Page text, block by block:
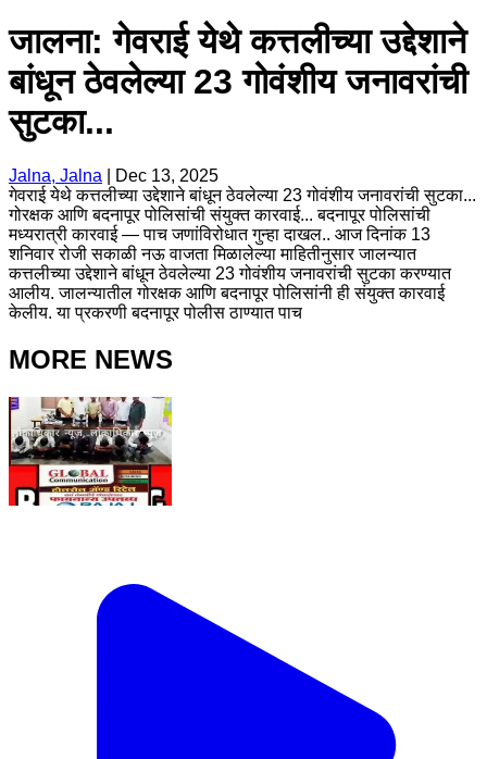
जालना: गेवराई येथे कत्तलीच्या उद्देशाने
बांधून ठेवलेल्या 23 गोवंशीय जनावरांची
सुटका...
Jalna, Jalna
Dec 13, 2025
गेवराई येथे कत्तलीच्या उद्देशाने बांधून ठेवलेल्या 23 गोवंशीय जनावरांची सुटका...
गोरक्षक आणि बदनापूर पोलिसांची संयुक्त कारवाई... बदनापूर पोलिसांची
मध्यरात्री कारवाई — पाच जणांविरोधात गुन्हा दाखल.. आज दिनांक 13
शनिवार रोजी सकाळी नऊ वाजता मिळालेल्या माहितीनुसार जालन्यात
कत्तलीच्या उद्देशाने बांधून ठेवलेल्या 23 गोवंशीय जनावरांची सुटका करण्यात
आलीय. जालन्यातील गोरक्षक आणि बदनापूर पोलिसांनी ही संयुक्त कारवाई
केलीय. या प्रकरणी बदनापूर पोलीस ठाण्यात पाच
MORE NEWS